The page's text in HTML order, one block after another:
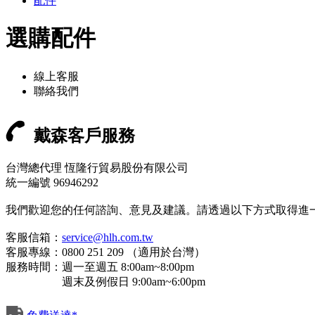
選購配件
線上客服
聯絡我們
戴森客戶服務
台灣總代理 恆隆行貿易股份有限公司
統一編號 96946292
我們歡迎您的任何諮詢、意見及建議。請透過以下方式取得進
客服信箱： service@hlh.com.tw
客服專線：0800 251 209 （適用於台灣）
服務時間：週一至週五 8:00am~8:00pm
週末及例假日 9:00am~6:00pm